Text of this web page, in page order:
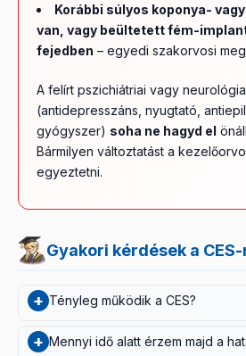
Korábbi súlyos koponya-
van, vagy beültetett fém-
fejedben – egyedi szakorvosi
A felírt pszichiátriai vagy
(antidepresszáns, nyugtató,
gyógyszer) soha ne hagyd el
Bármilyen változtatást a
egyeztetni.
Gyakori kérdések a
+ Tényleg működik a CES?
A friss kutatások szerint
megerősítést igényel. Egy
+ Mennyi idő alatt érzem majd a